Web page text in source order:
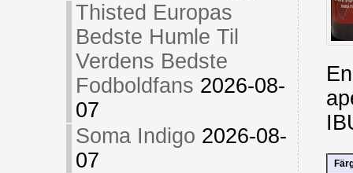
Thisted Europas
Bedste Humle Til
Verdens Bedste
Fodboldfans 2026-08-
07
Soma Indigo 2026-08-
07